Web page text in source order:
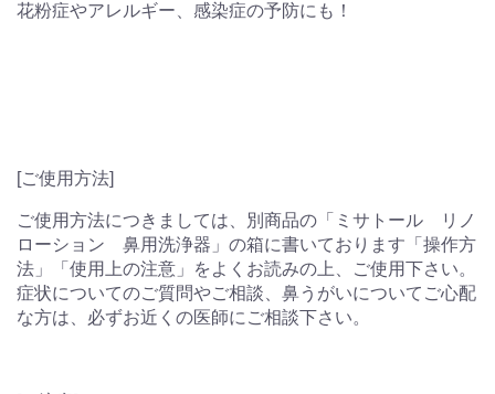
花粉症やアレルギー、感染症の予防にも！
[ご使用方法]
ご使用方法につきましては、別商品の「ミサトール リノ
ローション 鼻用洗浄器」の箱に書いております「操作方
法」「使用上の注意」をよくお読みの上、ご使用下さい。
症状についてのご質問やご相談、鼻うがいについてご心配
な方は、必ずお近くの医師にご相談下さい。